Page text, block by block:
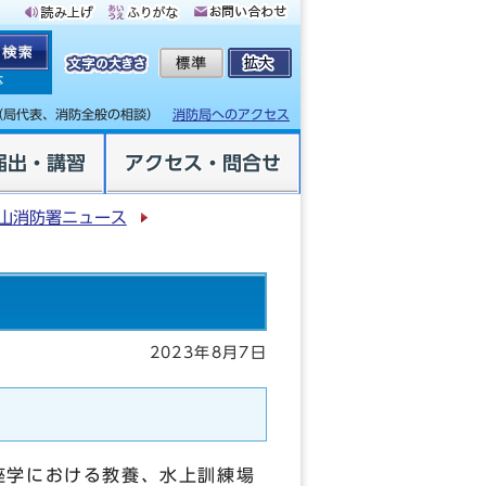
局代表、消防全般の相談） 消防局へのアクセス
出・講習 アクセス・問合せ
消防署ニュース
2023年8月7日
における教養、水上訓練場